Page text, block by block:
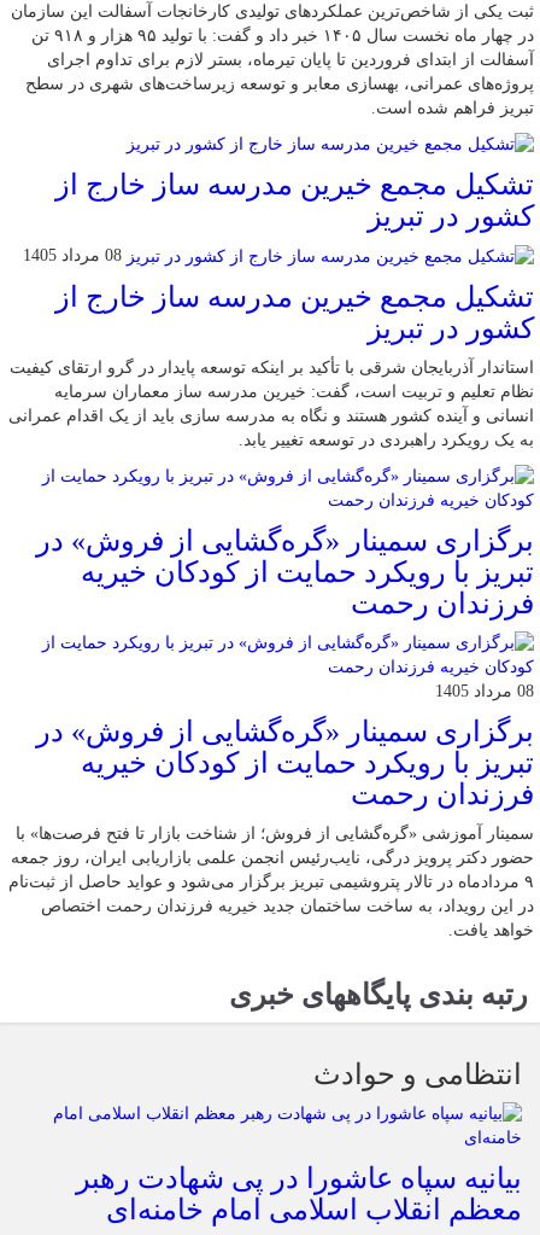
ثبت یکی از شاخص‌ترین عملکردهای تولیدی کارخانجات آسفالت این سازمان
در چهار ماه نخست سال ۱۴۰۵ خبر داد و گفت: با تولید ۹۵ هزار و ۹۱۸ تن
آسفالت از ابتدای فروردین تا پایان تیرماه، بستر لازم برای تداوم اجرای
پروژه‌های عمرانی، بهسازی معابر و توسعه زیرساخت‌های شهری در سطح
تبریز فراهم شده است.
تشکیل مجمع خیرین مدرسه ‌ساز خارج از
کشور در تبریز
08 مرداد 1405
تشکیل مجمع خیرین مدرسه ‌ساز خارج از
کشور در تبریز
استاندار آذربایجان شرقی با تأکید بر اینکه توسعه پایدار در گرو ارتقای کیفیت
نظام تعلیم و تربیت است، گفت: خیرین مدرسه ‌ساز معماران سرمایه
انسانی و آینده کشور هستند و نگاه به مدرسه‌ سازی باید از یک اقدام عمرانی
به یک رویکرد راهبردی در توسعه تغییر یابد.
برگزاری سمینار «گره‌گشایی از فروش» در
تبریز با رویکرد حمایت از کودکان خیریه
فرزندان رحمت
08 مرداد 1405
برگزاری سمینار «گره‌گشایی از فروش» در
تبریز با رویکرد حمایت از کودکان خیریه
فرزندان رحمت
سمینار آموزشی «گره‌گشایی از فروش؛ از شناخت بازار تا فتح فرصت‌ها» با
حضور دکتر پرویز درگی، نایب‌رئیس انجمن علمی بازاریابی ایران، روز جمعه
۹ مردادماه در تالار پتروشیمی تبریز برگزار می‌شود و عواید حاصل از ثبت‌نام
در این رویداد، به ساخت ساختمان جدید خیریه فرزندان رحمت اختصاص
خواهد یافت.
رتبه بندی پایگاههای خبری
انتظامی و حوادث
بیانیه سپاه عاشورا در پی شهادت رهبر
معظم انقلاب اسلامی امام خامنه‌ای